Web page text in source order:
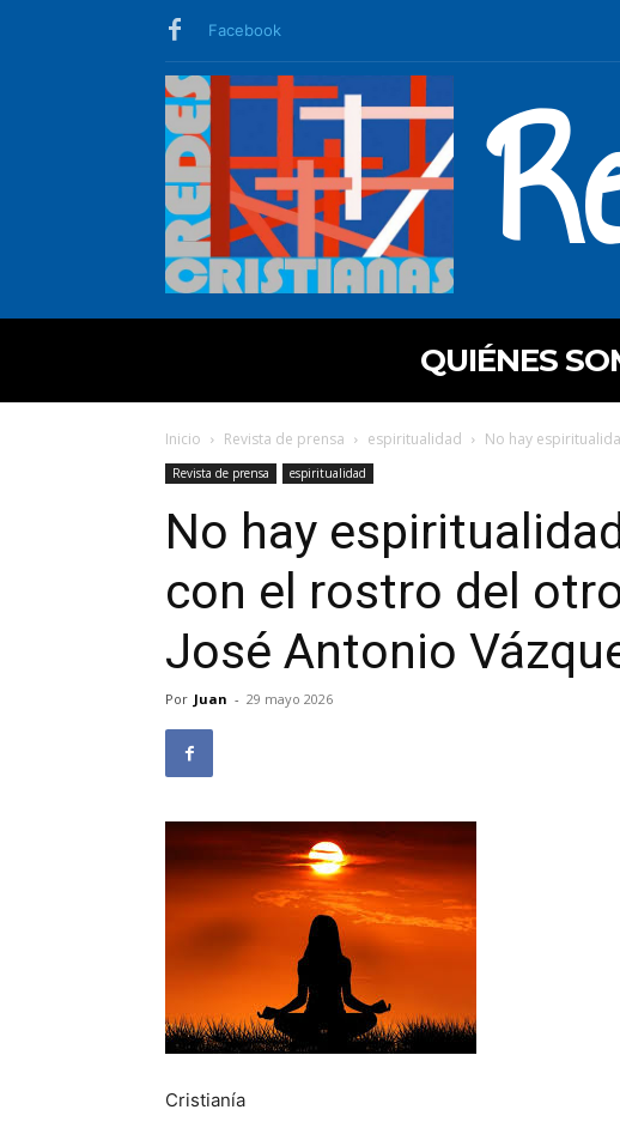
Facebook
QUIÉNES
Inicio Revista de prensa espiritualidad No hay
Revista de prensa espiritualidad
No hay
con el rostro del
José Antonio
Por Juan - 29 mayo 2026
Cristianía